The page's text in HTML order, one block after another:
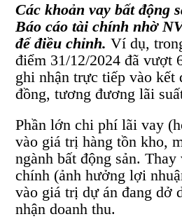
Các khoản vay bất động
Báo cáo tài chính nhờ
để điều chỉnh. Ví dụ,
điểm 31/12/2024 đã vượt
ghi nhận trực tiếp vào
đồng, tương đương lãi
Phần lớn chi phí lãi vay
vào giá trị hàng tồn kho,
ngành bất động sản.
chính (ảnh hưởng lợi
vào giá trị dự án đang dở
nhận doanh thu.